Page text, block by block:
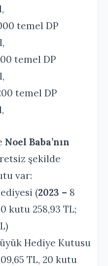
temel DP
temel DP
temel DP
Noel Baba’nın
şekilde
var:
(2023 – 8
kutu 258,93 TL;
Hediye Kutusu
TL, 20 kutu